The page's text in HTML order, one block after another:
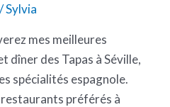
/Sylvia
mes meilleures
dîner des Tapas à Séville,
spécialités espagnole.
préférés à